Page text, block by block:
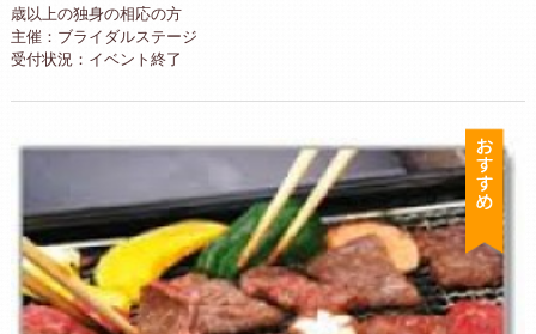
歳以上の独身の相応の方
主催：ブライダルステージ
受付状況：イベント終了